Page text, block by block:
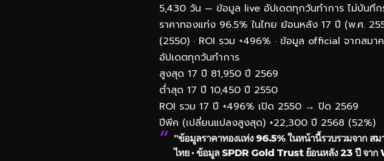
5,430 วัน — ข้อมูล live อัปเดตทุกวันทำการ ไม่บันทึก
ราคาทองแท่ง 96.5% ในไทย ย้อนหลัง 17 ปี (พ.ศ.
(2550) · ROI รวม +496% · ข้อมูล official จากสม
อัปเดตทุกวันทำการ
สูงสุด 17 ปี 81,950 ปี 2569
ต่ำสุด 17 ปี 10,450 ปี 2550
ROI รวม 17 ปี +496% เปิด 2550 → ปิด 2569
ปีพีค (เปลี่ยนแปลงสูงสุด) +22,300 ปี 2568 (52%)
"ข้อมูลราคาทองแท่ง 96.5% ในหน้านี้รวบรวมจาก สม
ไทย · ข้อมูล SPDR Gold Trust ย้อนหลัง 23 ปี จาก